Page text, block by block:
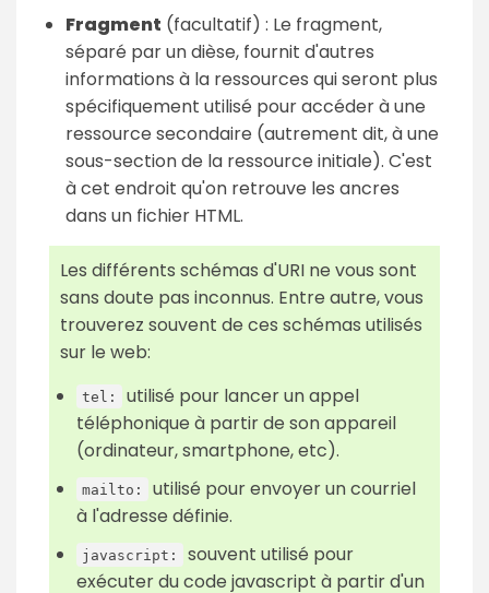
Fragment (facultatif) : Le fragment,
séparé par un dièse, fournit d'autres
informations à la ressources qui seront plus
spécifiquement utilisé pour accéder à une
ressource secondaire (autrement dit, à une
sous-section de la ressource initiale). C'est
à cet endroit qu'on retrouve les ancres
dans un fichier HTML.
Les différents schémas d'URI ne vous sont
sans doute pas inconnus. Entre autre, vous
trouverez souvent de ces schémas utilisés
sur le web:
tel:
utilisé pour lancer un appel
téléphonique à partir de son appareil
(ordinateur, smartphone, etc).
mailto:
utilisé pour envoyer un courriel
à l'adresse définie.
javascript:
souvent utilisé pour
exécuter du code javascript à partir d'un